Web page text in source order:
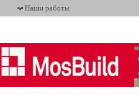
Наши работы